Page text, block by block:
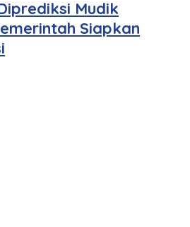
Mudik
Siapkan